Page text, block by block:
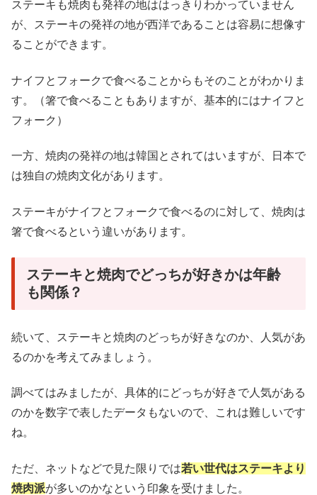
ステーキも焼肉も発祥の地ははっきりわかっていません
が、ステーキの発祥の地が西洋であることは容易に想像す
ることができます。
ナイフとフォークで食べることからもそのことがわかりま
す。（箸で食べることもありますが、基本的にはナイフと
フォーク）
一方、焼肉の発祥の地は韓国とされてはいますが、日本で
は独自の焼肉文化があります。
ステーキがナイフとフォークで食べるのに対して、焼肉は
箸で食べるという違いがあります。
ステーキと焼肉でどっちが好きかは年齢
も関係？
続いて、ステーキと焼肉のどっちが好きなのか、人気があ
るのかを考えてみましょう。
調べてはみましたが、具体的にどっちが好きで人気がある
のかを数字で表したデータもないので、これは難しいです
ね。
ただ、ネットなどで見た限りでは若い世代はステーキより
焼肉派が多いのかなという印象を受けました。